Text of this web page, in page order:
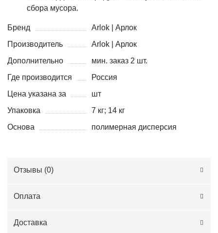
сбора мусора.
Бренд
Arlok | Арлок
Производитель
Arlok | Арлок
Дополнительно
мин. заказ 2 шт.
Где производится
Россия
Цена указана за
шт
Упаковка
7 кг; 14 кг
Основа
полимерная дисперсия
Отзывы (0)
Оплата
Доставка